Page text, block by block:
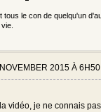
tous le con de quelqu'un
2015 À
vidéo, je ne connais